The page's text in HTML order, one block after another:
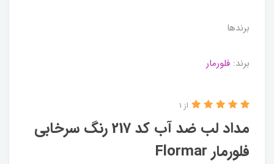
برندها
برند: فلورمار
مداد لب ضد آب کد 217 رنگ سرخابی
فلورمار Flormar
از 1